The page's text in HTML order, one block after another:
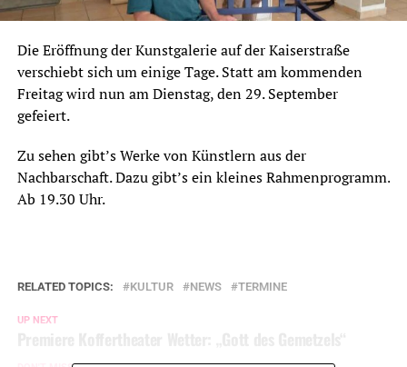
Die Eröffnung der Kunstgalerie auf der Kaiserstraße
verschiebt sich um einige Tage. Statt am kommenden
Freitag wird nun am Dienstag, den 29. September
gefeiert.
Zu sehen gibt’s Werke von Künstlern aus der
Nachbarschaft. Dazu gibt’s ein kleines Rahmenprogramm.
Ab 19.30 Uhr.
RELATED TOPICS: KULTUR NEWS TERMINE
UP NEXT